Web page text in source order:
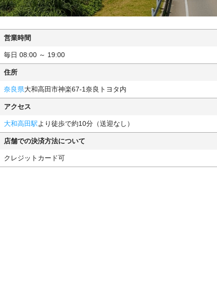
営業時間
毎日 08:00 ～ 19:00
住所
奈良県大和高田市神楽67-1奈良トヨタ内
アクセス
大和高田駅より徒歩で約10分（送迎なし）
店舗での決済方法について
クレジットカード可